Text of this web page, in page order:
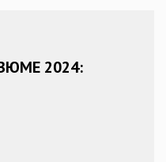
2024: